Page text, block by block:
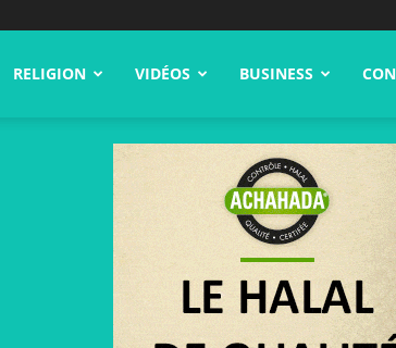
RELIGION VIDÉOS BUSINESS